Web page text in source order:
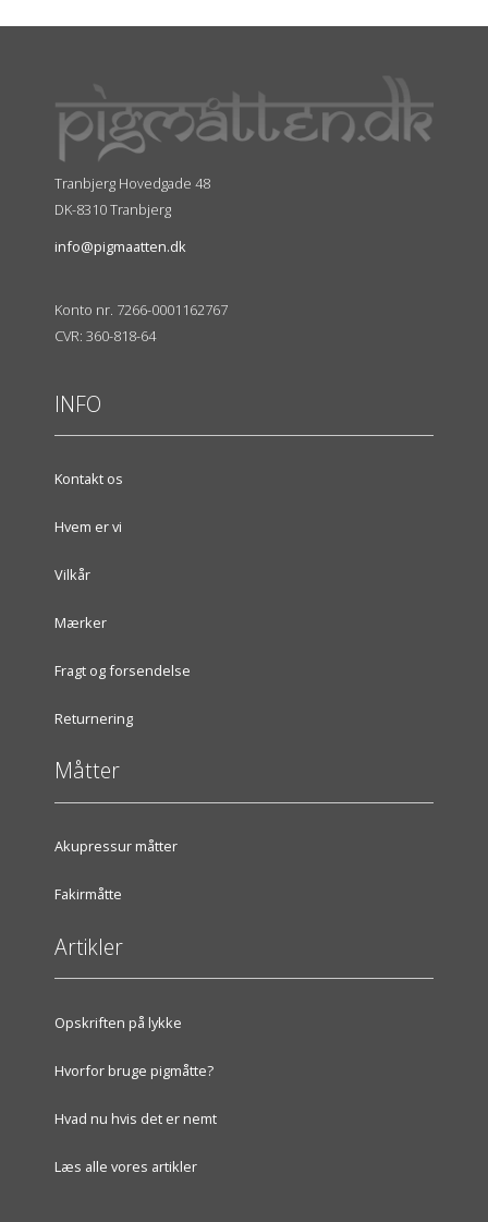
Tranbjerg Hovedgade 48
DK-8310 Tranbjerg
info@pigmaatten.dk
Konto nr. 7266-0001162767
CVR: 360-818-64
INFO
Kontakt os
Hvem er vi
Vilkår
Mærker
Fragt og forsendelse
Returnering
Måtter
Akupressur måtter
Fakirmåtte
Artikler
Opskriften på lykke
Hvorfor bruge pigmåtte?
Hvad nu hvis det er nemt
Læs alle vores artikler